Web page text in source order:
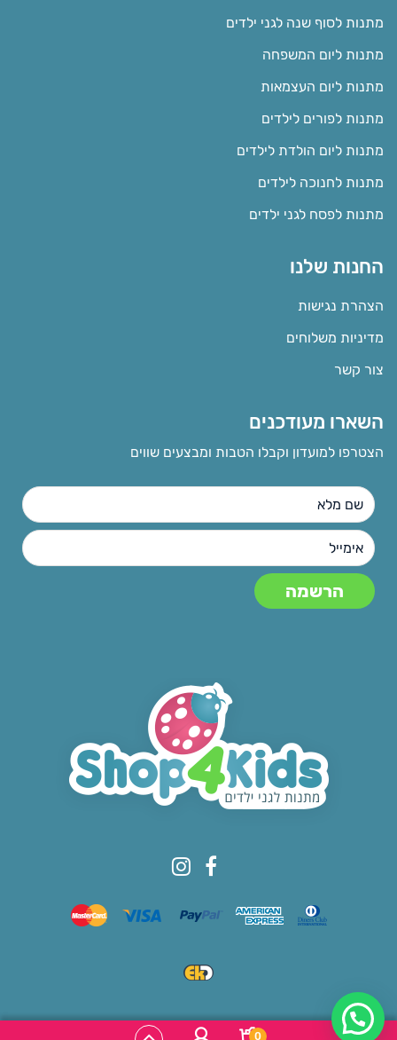
0
מתנות לסוף שנה לגני ילדים
מתנות ליום המשפחה
מתנות ליום העצמאות
מתנות לפורים לילדים
מתנות ליום הולדת לילדים
מתנות לחנוכה לילדים
מתנות לפסח לגני ילדים
החנות שלנו
הצהרת נגישות
מדיניות משלוחים
צור קשר
השארו מעודכנים
הצטרפו למועדון וקבלו הטבות ומבצעים שווים
© All rights reserved to Shop4kids